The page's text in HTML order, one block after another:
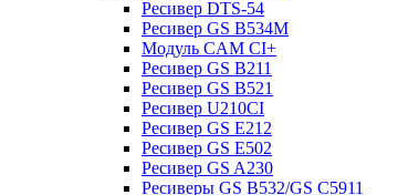
Ресивер DTS-54
Ресивер GS B534M
Модуль CAM CI+
Ресивер GS B211
Ресивер GS B521
Ресивер U210CI
Ресивер GS E212
Ресивер GS E502
Ресивер GS A230
Ресиверы GS B532/GS C5911